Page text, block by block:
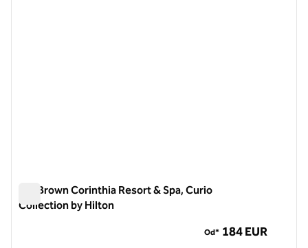
Isla Brown Corinthia Resort & Spa, Curio
Collection by Hilton
Od* 184 EUR